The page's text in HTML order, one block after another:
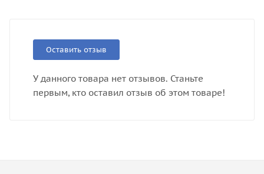
Оставить отзыв
У данного товара нет отзывов. Станьте
первым, кто оставил отзыв об этом товаре!